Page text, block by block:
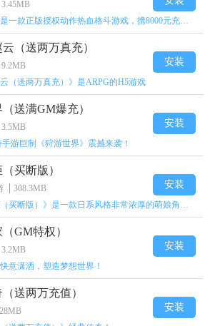
3.45MB
（送两万真充）
9.2MB
云（送两万真充）》是ARPG的H5游戏
安装
送满GM爆充）
3.5MB
游巨制《狩游世界》震撼来袭！
安装
买断版）
308.3MB
安装
GM特权）
3.2MB
意潇洒，塑造梦想世界！
安装
送两万充值）
安装